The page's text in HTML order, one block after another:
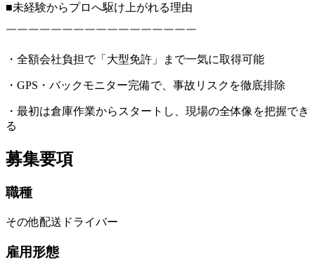
■未経験からプロへ駆け上がれる理由
￣￣￣￣￣￣￣￣￣￣￣￣￣￣￣￣￣
・全額会社負担で「大型免許」まで一気に取得可能
・GPS・バックモニター完備で、事故リスクを徹底排除
・最初は倉庫作業からスタートし、現場の全体像を把握でき
る
募集要項
職種
その他配送ドライバー
雇用形態